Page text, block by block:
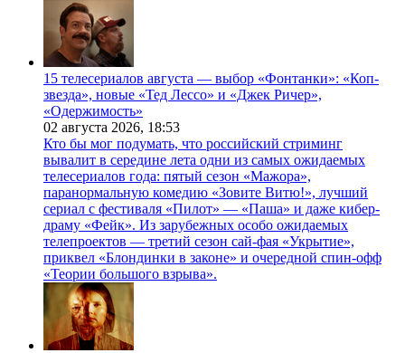
15 телесериалов августа — выбор «Фонтанки»: «Коп-
звезда», новые «Тед Лессо» и «Джек Ричер»,
«Одержимость»
02 августа 2026, 18:53
Кто бы мог подумать, что российский стриминг
вывалит в середине лета одни из самых ожидаемых
телесериалов года: пятый сезон «Мажора»,
паранормальную комедию «Зовите Витю!», лучший
сериал с фестиваля «Пилот» — «Паша» и даже кибер-
драму «Фейк». Из зарубежных особо ожидаемых
телепроектов — третий сезон сай-фая «Укрытие»,
приквел «Блондинки в законе» и очередной спин-офф
«Теории большого взрыва».